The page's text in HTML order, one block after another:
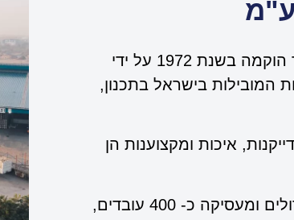
קבוצת החברות עגם הינה קבוצה משפחתית פרטית, אשר הוקמה בשנת 1972 על ידי
המובילות בישראל בתכנון,
איכות ומקצוענות הן
הקבוצה פועלת כתשלובת של ארבעה מפעלים יצרניים גדולים ומעסיקה כ- 400 עובדים,